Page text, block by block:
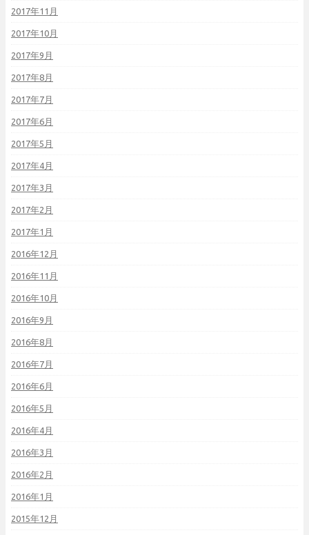
2017年11月
2017年10月
2017年9月
2017年8月
2017年7月
2017年6月
2017年5月
2017年4月
2017年3月
2017年2月
2017年1月
2016年12月
2016年11月
2016年10月
2016年9月
2016年8月
2016年7月
2016年6月
2016年5月
2016年4月
2016年3月
2016年2月
2016年1月
2015年12月